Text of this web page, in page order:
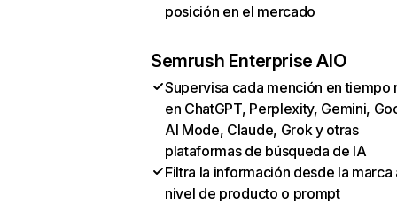
posición en el mercado
Semrush Enterprise AIO
Supervisa cada mención en tiempo
en ChatGPT, Perplexity, Gemini,
AI Mode, Claude, Grok y otras
plataformas de búsqueda de IA
Filtra la información desde la marca
nivel de producto o prompt